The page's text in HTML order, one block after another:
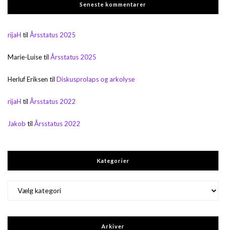
Seneste kommentarer
rijaH til Årsstatus 2025
Marie-Luisetil Årsstatus 2025
Herluf Eriksen til Diskusprolaps og arkolyse
rijaH til Årsstatus 2022
Jakob til Årsstatus 2022
Kategorier
Arkiver